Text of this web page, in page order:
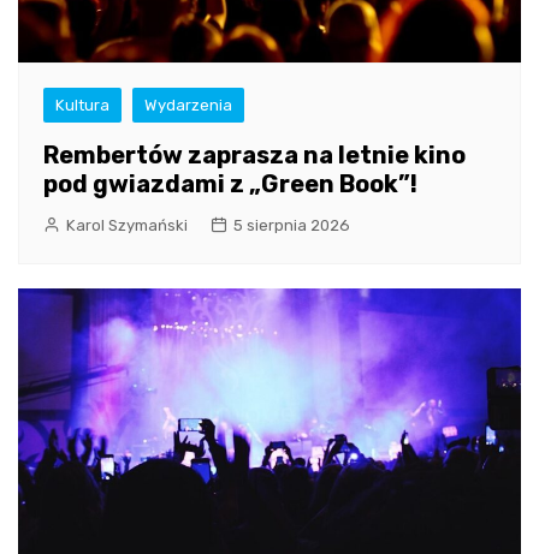
Kultura Wydarzenia
Rembertów zaprasza na letnie kino
pod gwiazdami z „Green Book”!
Karol Szymański 5 sierpnia 2026